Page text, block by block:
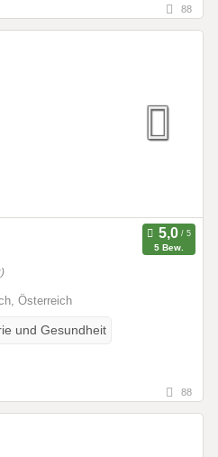
88
5 Bew.
Österreich
und Gesundheit
88